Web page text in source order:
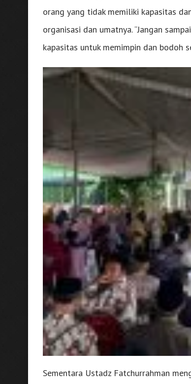
orang yang tidak memiliki kapasitas
organisasi dan umatnya. “Jangan
kapasitas untuk memimpin dan bodoh
Sementara Ustadz Fatchurrahman